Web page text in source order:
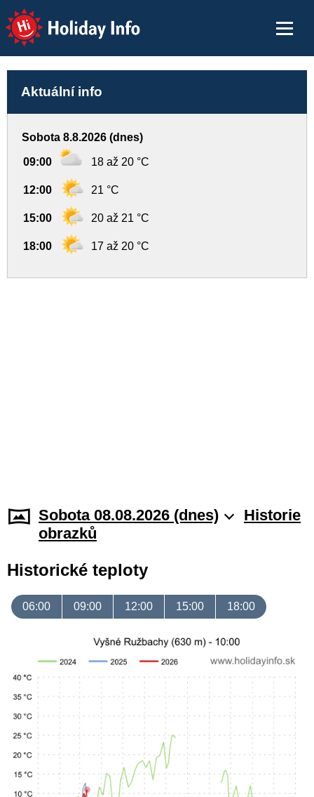
Holiday Info
Aktuální info
Sobota 8.8.2026 (dnes)
09:00 18 až 20 °C
12:00 21 °C
15:00 20 až 21 °C
18:00 17 až 20 °C
Sobota 08.08.2026 (dnes)
Historie
obrazků
Historické teploty
06:00 09:00 12:00 15:00 18:00